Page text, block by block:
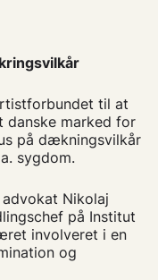
til at
danske marked for
på dækningsvilkår
sygdom.
Nikolaj
på Institut
involveret i en
og